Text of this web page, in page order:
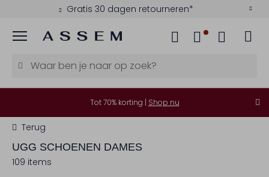
Betaal achteraf met Klarna
Menu
Tot 70% korting | Shop nu
Terug
UGG SCHOENEN DAMES
109 items